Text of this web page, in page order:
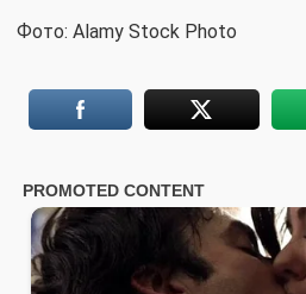
Фото: Alamy Stock Photo